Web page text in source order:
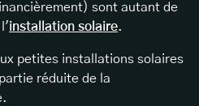
sont autant de
l'installation solaire.
petites installations solaires
réduite de la